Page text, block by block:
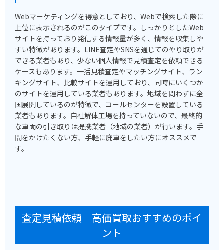
Webマーケティングを得意としており、Webで検索した際に
上位に表示されるのがこのタイプです。しっかりとしたWeb
サイトを持っており発信する情報量が多く、情報を収集しや
すい特徴があります。LINE査定やSNSを通じてのやり取りが
できる業者もあり、少ない個人情報で見積査定を依頼できる
ケースもあります。一括見積査定やマッチングサイト、ラン
キングサイト、比較サイトを運用しており、同時にいくつか
のサイトを運用している業者もあります。地域を問わずに全
国展開しているのが特徴で、コールセンターを設置している
業者もあります。自社解体工場を持っていないので、最終的
な車両の引き取りは提携業者（地域の業者）が行います。手
間をかけたくない方、手軽に廃車をしたい方にオススメで
す。
査定見積依頼 高価買取おすすめのポイ
ント